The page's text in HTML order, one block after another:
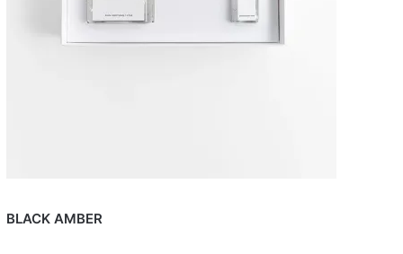
BLACK AMBER